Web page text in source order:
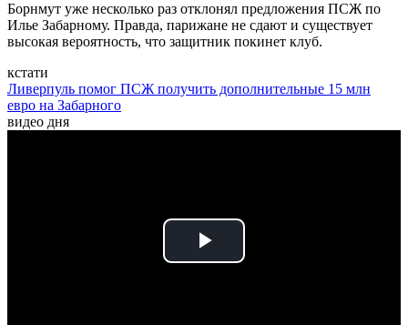
Борнмут уже несколько раз отклонял предложения ПСЖ по
Илье Забарному. Правда, парижане не сдают и существует
высокая вероятность, что защитник покинет клуб.
кстати
Ливерпуль помог ПСЖ получить дополнительные 15 млн
евро на Забарного
видео дня
Play